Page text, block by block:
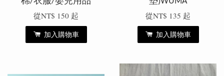
從NT$ 150 起
加入購物車
從NT$ 135 起
加入購物車